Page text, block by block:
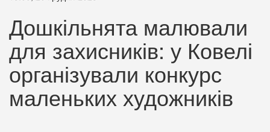
Дошкільнята малювали
для захисників: у Ковелі
організували конкурс
маленьких художників